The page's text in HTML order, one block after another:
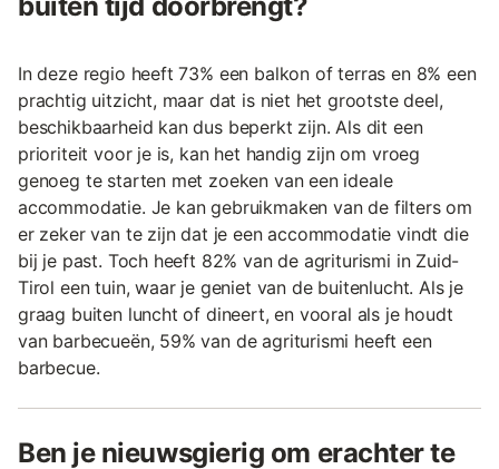
In deze regio heeft 73% een balkon of terras en 8% een
prachtig uitzicht, maar dat is niet het grootste deel,
beschikbaarheid kan dus beperkt zijn. Als dit een
prioriteit voor je is, kan het handig zijn om vroeg
genoeg te starten met zoeken van een ideale
accommodatie. Je kan gebruikmaken van de filters om
er zeker van te zijn dat je een accommodatie vindt die
bij je past. Toch heeft 82% van de agriturismi in Zuid-
Tirol een tuin, waar je geniet van de buitenlucht. Als je
graag buiten luncht of dineert, en vooral als je houdt
van barbecueën, 59% van de agriturismi heeft een
barbecue.
Ben je nieuwsgierig om erachter te